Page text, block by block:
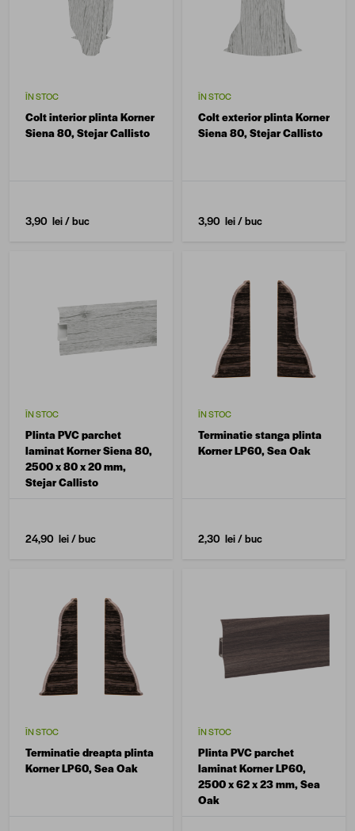
ÎN STOC
Colt interior plinta Korner
Siena 80, Stejar Callisto
3,90 lei/ buc
ÎN STOC
Colt exterior plinta Korner
Siena 80, Stejar Callisto
3,90 lei/ buc
ÎN STOC
Plinta PVC parchet
laminat Korner Siena 80,
2500 x 80 x 20 mm,
Stejar Callisto
24,90 lei/ buc
ÎN STOC
Terminatie stanga plinta
Korner LP60, Sea Oak
2,30 lei/ buc
ÎN STOC
Terminatie dreapta plinta
Korner LP60, Sea Oak
ÎN STOC
Plinta PVC parchet
laminat Korner LP60,
2500 x 62 x 23 mm, Sea
Oak